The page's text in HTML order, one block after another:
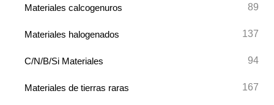
Materiales calcogenuros 89
Materiales halogenados 137
C/N/B/Si Materiales 94
Materiales de tierras raras 167